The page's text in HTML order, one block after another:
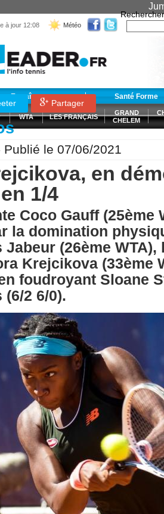
à jour 12:08 Météo
Rechercher
Entraînement Santé Forme
WTA LES FRANÇAIS
GRAND
CHELEM
Partager
le 07/06/2021
en
1/4
Coco Gauff (25ème
la domination
Jabeur (26ème WTA),
Krejcikova (33ème
foudroyant Sloane
(6/2 6/0).